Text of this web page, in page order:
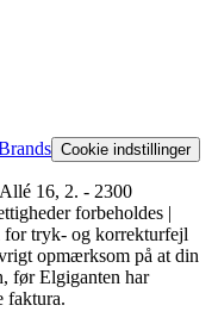
Cookie indstillinger
16, 2. - 2300
forbeholdes |
for tryk- og korrekturfejl
opmærksom på at din
før Elgiganten har
faktura.